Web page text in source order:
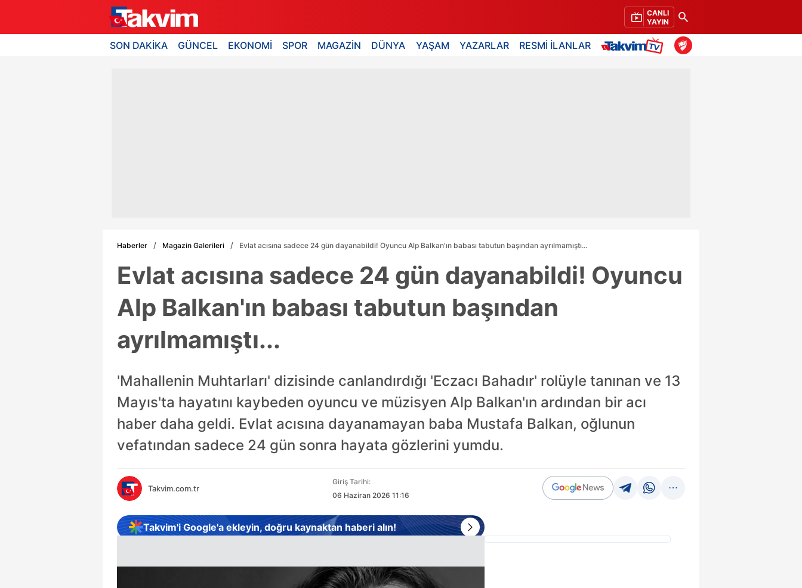
CANLI
YAYIN
SON DAKİKA GÜNCEL EKONOMİ SPOR MAGAZİN DÜNYA YAŞAM YAZARLAR RESMİ İLANLAR
Haberler Magazin Galerileri Evlat acısına sadece 24 gün dayanabildi! Oyuncu Alp Balkan'ın babası tabutun başından ayrılmamıştı...
Evlat acısına sadece 24 gün dayanabildi! Oyuncu
Alp Balkan'ın babası tabutun başından
ayrılmamıştı...
'Mahallenin Muhtarları' dizisinde canlandırdığı 'Eczacı Bahadır' rolüyle tanınan ve 13
Mayıs'ta hayatını kaybeden oyuncu ve müzisyen Alp Balkan'ın ardından bir acı
haber daha geldi. Evlat acısına dayanamayan baba Mustafa Balkan, oğlunun
vefatından sadece 24 gün sonra hayata gözlerini yumdu.
Takvim.com.tr
Giriş Tarihi:
06 Haziran 2026 11:16
Takvim'i Google'a ekleyin, doğru kaynaktan haberi alın!